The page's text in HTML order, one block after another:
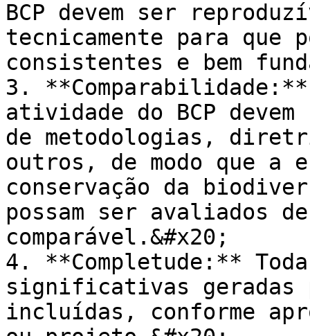
BCP devem ser
tecnicamente para que
consistentes e bem
3.
atividade do BCP
de metodologias,
outros, de modo que a
conservação da
possam ser avaliados
comparável.&#x20;
4. **Completude:**
significativas geradas
incluídas, conforme